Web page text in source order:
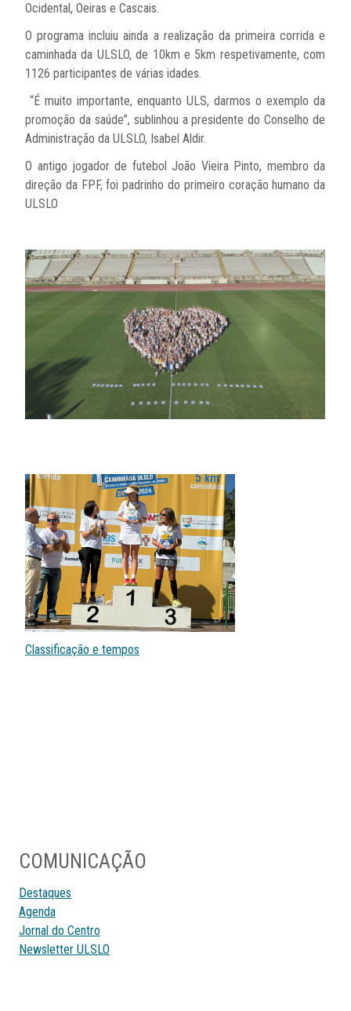
Ocidental, Oeiras e Cascais.
O programa incluiu ainda a realização da primeira corrida e
caminhada da ULSLO, de 10km e 5km respetivamente, com
1126 participantes de várias idades.
“É muito importante, enquanto ULS, darmos o exemplo da
promoção da saúde”, sublinhou a presidente do Conselho de
Administração da ULSLO, Isabel Aldir.
O antigo jogador de futebol João Vieira Pinto, membro da
direção da FPF, foi padrinho do primeiro coração humano da
ULSLO
Classificação e tempos
COMUNICAÇÃO
Destaques
Agenda
Jornal do Centro
Newsletter ULSLO